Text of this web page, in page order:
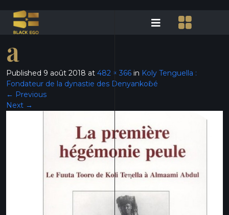
a
Published 9 août 2018 at 482 × 366 in Koly Tenguella :
Fondateur de la dynastie des Denyankoɓé
← Previous
Next →